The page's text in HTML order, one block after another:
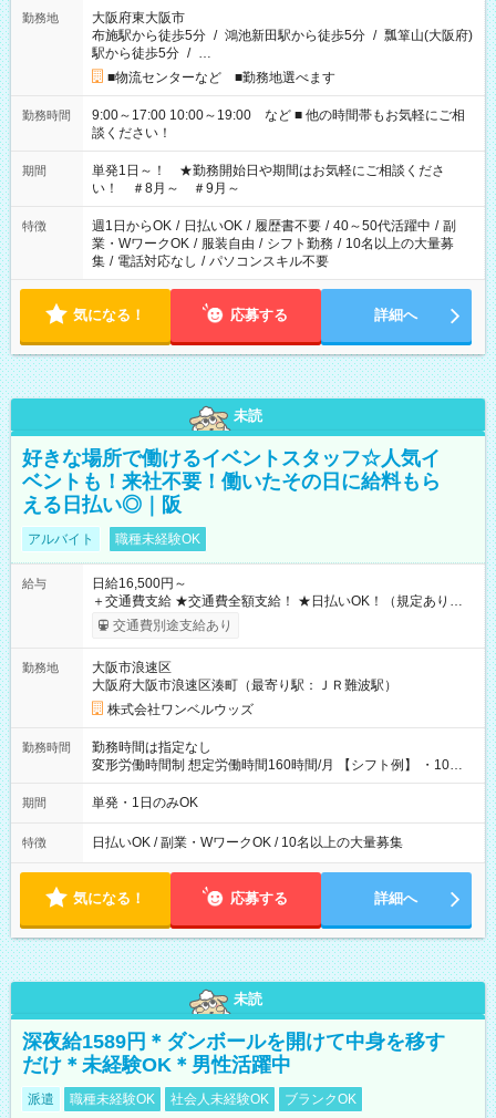
勤務地
大阪府東大阪市
布施駅から徒歩5分 / 鴻池新田駅から徒歩5分 / 瓢箪山(大阪府)
駅から徒歩5分 / …
■物流センターなど ■勤務地選べます
勤務時間
9:00～17:00 10:00～19:00 など ■ 他の時間帯もお気軽にご相
談ください！
期間
単発1日～！ ★勤務開始日や期間はお気軽にご相談くださ
い！ ＃8月～ ＃9月～
特徴 週1日からOK / 日払いOK / 履歴書不要 / 40～50代活躍中 / 副
業・WワークOK / 服装自由 / シフト勤務 / 10名以上の大量募
集 / 電話対応なし / パソコンスキル不要
気になる！ 応募する 詳細へ
未読
好きな場所で働けるイベントスタッフ☆人気イ
ベントも！来社不要！働いたその日に給料もら
える日払い◎｜阪
アルバイト 職種未経験OK
給与
日給16,500円～
＋交通費支給 ★交通費全額支給！ ★日払いOK！（規定あり） ┗
働いたその日に現金GET♪ お仕事後はコンビニATMから 日払
交通費別途支給あり
勤務地
大阪市浪速区
大阪府大阪市浪速区湊町（最寄り駅：ＪＲ難波駅）
株式会社ワンベルウッズ
勤務時間
勤務時間は指定なし
変形労働時間制 想定労働時間160時間/月 【シフト例】 ・10：
00～20：00
期間 単発・1日のみOK
特徴 日払いOK / 副業・WワークOK / 10名以上の大量募集
気になる！ 応募する 詳細へ
未読
深夜給1589円＊ダンボールを開けて中身を移す
だけ＊未経験OK＊男性活躍中
派遣 職種未経験OK 社会人未経験OK ブランクOK